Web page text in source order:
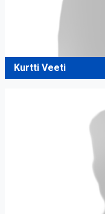
Kurtti Veeti